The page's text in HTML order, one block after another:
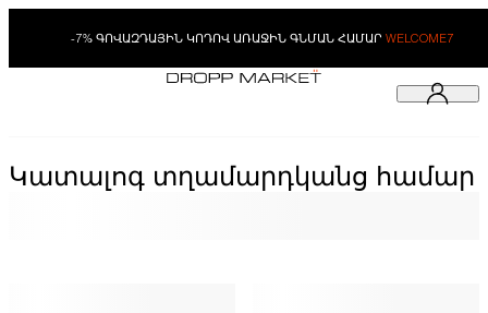
-7% ԳՈՎԱԶԴԱՅԻՆ ԿՈԴՈՎ ԱՌԱՋԻՆ ԳՆՄԱՆ ՀԱՄԱՐ WELCOME7
Կատալոգ տղամարդկանց համար